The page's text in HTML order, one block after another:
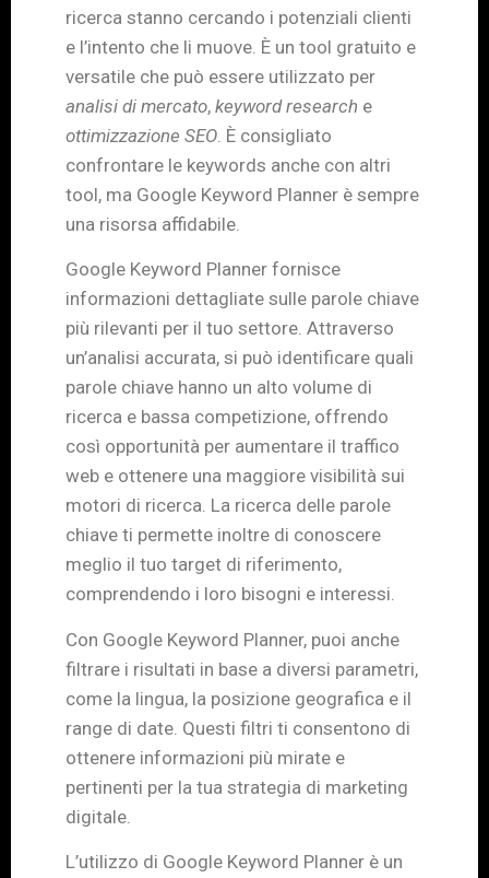
ricerca stanno cercando i potenziali clienti
e l’intento che li muove. È un tool gratuito e
versatile che può essere utilizzato per
analisi di mercato, keyword research e
ottimizzazione SEO . È consigliato
confrontare le keywords anche con altri
tool, ma Google Keyword Planner è sempre
una risorsa affidabile.
Google Keyword Planner fornisce
informazioni dettagliate sulle parole chiave
più rilevanti per il tuo settore. Attraverso
un’analisi accurata, si può identificare quali
parole chiave hanno un alto volume di
ricerca e bassa competizione, offrendo
così opportunità per aumentare il traffico
web e ottenere una maggiore visibilità sui
motori di ricerca. La ricerca delle parole
chiave ti permette inoltre di conoscere
meglio il tuo target di riferimento,
comprendendo i loro bisogni e interessi.
Con Google Keyword Planner, puoi anche
filtrare i risultati in base a diversi parametri,
come la lingua, la posizione geografica e il
range di date. Questi filtri ti consentono di
ottenere informazioni più mirate e
pertinenti per la tua strategia di marketing
digitale.
L’utilizzo di Google Keyword Planner è un